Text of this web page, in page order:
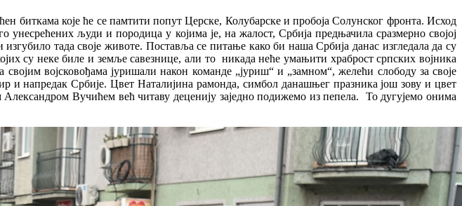
биткама које ће се памтити попут Церске, Колубарске и пробоја Солунског фронта. Исход
људи и породица у којима је, на жалост, Србија предњачила сразмерно својој
тада своје животе. Поставља се питање како би наша Србија данас изгледала да су
су неке биле и земље савезнице, али то никада неће умањити храброст српских војника
војсковођама јуришали након команде „јуриш“ и „замном“, желећи слободу за своје
напредак Србије. Цвет Наталијина рамонда, симбол данашњег празника још зову и цвет
Вучићем већ читаву деценију заједно подижемо из пепела. То дугујемо онима